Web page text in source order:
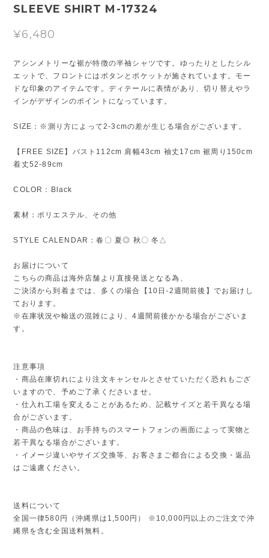
SLEEVE SHIRT M-17324
¥6,480
アシンメトリーな裾が特徴の半袖シャツです。ゆったりとしたシル
エットで、フロントにはボタンとポケットが施されています。モー
ドな印象のアイテムです。ディテールに表情があり、切り替えやラ
インがデザインのポイントになっています。
SIZE：※測り方によって2-3cmの差が生じる場合がございます。
【FREE SIZE】バスト112cm 肩幅43cm 袖丈17cm 裾周り150cm
着丈52-89cm
COLOR：Black
素材：ポリエステル、その他
STYLE CALENDAR：春〇 夏◎ 秋〇 冬△
お届けについて
こちらの商品は海外店舗より直接発送となる為、
ご決済から到着までは、多くの場合【10日-2週間前後】でお届けし
ております。
※在庫状況や輸送の混雑により、4週間前後かかる場合がございま
す。
注意事項
・商品在庫切れにより注文キャンセルとさせていただく恐れもござ
いますので、予めご了承くださいませ。
・仕入れ工場を変えることがあるため、記載サイズと若干異なる場
合がございます。
・商品の色味は、お手持ちのスマートフォンの画面によって実物と
若干異なる場合がございます。
・イメージ違いやサイズ交換等、お客さまご都合による交換・返品
はご遠慮ください。
送料について
全国一律580円（沖縄県は1,500円） ※10,000円以上のご注文で沖
縄県を含む全国送料無料。